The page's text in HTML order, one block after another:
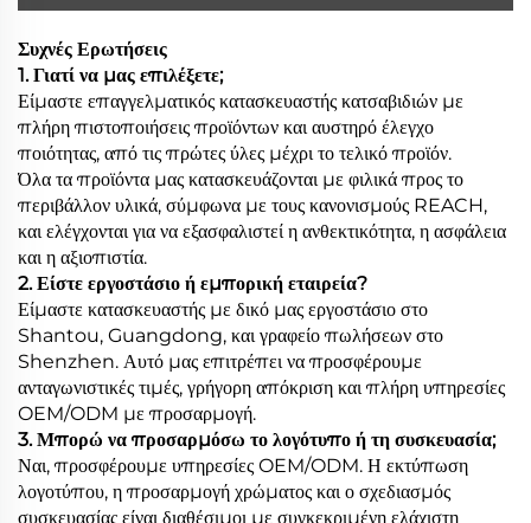
Συχνές Ερωτήσεις
1. Γιατί να μας επιλέξετε;
Είμαστε επαγγελματικός κατασκευαστής κατσαβιδιών με
πλήρη πιστοποιήσεις προϊόντων και αυστηρό έλεγχο
ποιότητας, από τις πρώτες ύλες μέχρι το τελικό προϊόν.
Όλα τα προϊόντα μας κατασκευάζονται με φιλικά προς το
περιβάλλον υλικά, σύμφωνα με τους κανονισμούς REACH,
και ελέγχονται για να εξασφαλιστεί η ανθεκτικότητα, η ασφάλεια
και η αξιοπιστία.
2. Είστε εργοστάσιο ή εμπορική εταιρεία?
Είμαστε κατασκευαστής με δικό μας εργοστάσιο στο
Shantou, Guangdong, και γραφείο πωλήσεων στο
Shenzhen. Αυτό μας επιτρέπει να προσφέρουμε
ανταγωνιστικές τιμές, γρήγορη απόκριση και πλήρη υπηρεσίες
OEM/ODM με προσαρμογή.
3. Μπορώ να προσαρμόσω το λογότυπο ή τη συσκευασία;
Ναι, προσφέρουμε υπηρεσίες OEM/ODM. Η εκτύπωση
λογοτύπου, η προσαρμογή χρώματος και ο σχεδιασμός
συσκευασίας είναι διαθέσιμοι με συγκεκριμένη ελάχιστη